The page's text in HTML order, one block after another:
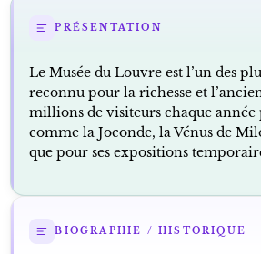
PRÉSENTATION
Le Musée du Louvre est l’un des
reconnu pour la richesse et
millions de visiteurs chaque
comme la Joconde, la Vénus de
que pour ses expositions
BIOGRAPHIE / HISTORIQUE